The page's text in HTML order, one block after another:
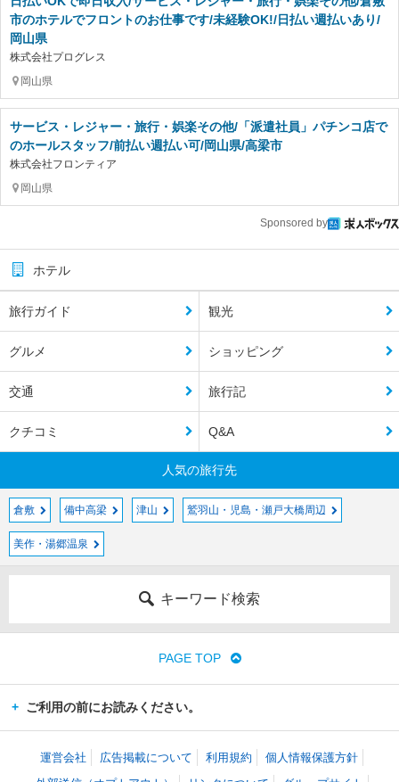
市のホテルでフロントのお仕事です/未経験OK!/日払い週払いあり/
岡山県
株式会社プログレス
岡山県
サービス・レジャー・旅行・娯楽その他/「派遣社員」パチンコ店で
のホールスタッフ/前払い週払い可/岡山県/高梁市
株式会社フロンティア
岡山県
Sponsored by
ホテル
旅行ガイド 観光
グルメ ショッピング
交通 旅行記
クチコミ Q&A
人気の旅行先
倉敷 備中高梁 津山 鷲羽山・児島・瀬戸大橋周辺
美作・湯郷温泉
キーワード検索
PAGE TOP
ご利用の前にお読みください。
運営会社 広告掲載について 利用規約
個人情報保護方針